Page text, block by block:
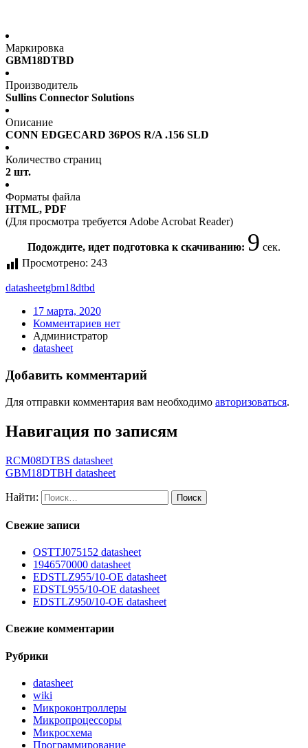
Маркировка
GBM18DTBD
Производитель
Sullins Connector Solutions
Описание
CONN EDGECARD 36POS R/A .156 SLD
Количество страниц
2 шт.
Форматы файла
HTML, PDF
(Для просмотра требуется Adobe Acrobat Reader)
Подождите, идет подготовка к скачиванию: 9 сек.
Просмотрено: 243
datasheetgbm18dtbd
17 марта, 2020
Комментариев нет
Администратор
datasheet
Добавить комментарий
Для отправки комментария вам необходимо авторизоваться.
Навигация по записям
RCM08DTBS datasheet
GBM18DTBH datasheet
Найти:
Свежие записи
OSTTJ075152 datasheet
1946570000 datasheet
EDSTLZ955/10-OE datasheet
EDSTL955/10-OE datasheet
EDSTLZ950/10-OE datasheet
Свежие комментарии
Рубрики
datasheet
wiki
Микроконтроллеры
Микропроцессоры
Микросхема
Программирование